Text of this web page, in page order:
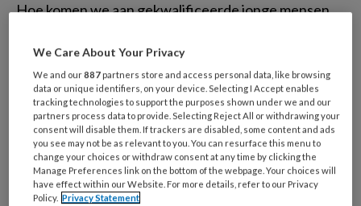
Hoe komen we aan gekwalificeerde jonge mensen
met een complexer en steeds duurder wordend
zorgklimaat?
IN MEMORIAM
Cora van der Kooij (1946 - 2018)
We Care About Your Privacy
We and our887 partners store and access personal data, like browsing
data or unique identifiers, on your device. Selecting I Accept enables
tracking technologies to support the purposes shown under we and our
partners process data to provide. Selecting Reject All or withdrawing your
consent will disable them. If trackers are disabled, some content and ads
you see may not be as relevant to you. You can resurface this menu to
change your choices or withdraw consent at any time by clicking the
Manage Preferences link on the bottom of the webpage. Your choices will
have effect within our Website. For more details, refer to our Privacy
Policy. Privacy Statement